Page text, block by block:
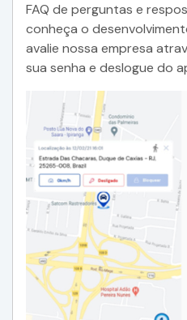
FAQ de perguntas e
conheça o
avalie nossa empresa
sua senha e deslogue do